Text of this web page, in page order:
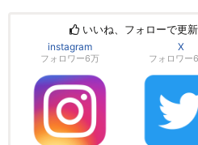
いいね、フォローで更
instagram
フォロワー6万
X
フォロワー